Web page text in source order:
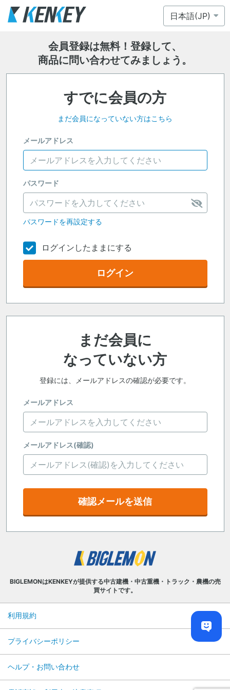
会員登録は無料！登録して、
商品に問い合わせてみましょう。
すでに会員の方
まだ会員になっていない方はこちら
メールアドレス
パスワード
パスワードを再設定する
ログインしたままにする
ログイン
まだ会員に
なっていない方
登録には、メールアドレスの確認が必要です。
メールアドレス
メールアドレス(確認)
確認メールを送信
BIGLEMONはKENKEYが提供する中古建機・中古重機・トラック・農機の売
買サイトです。
利用規約
プライバシーポリシー
ヘルプ・お問い合わせ